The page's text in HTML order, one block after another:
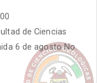
de Ciencias
6 de agosto No.